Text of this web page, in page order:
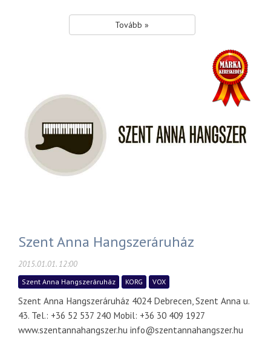
Tovább »
Szent Anna Hangszeráruház
2015.01.01. 12:00
Szent Anna Hangszeráruház KORG VOX
Szent Anna Hangszeráruház 4024 Debrecen, Szent Anna u.
43. Tel.: +36 52 537 240 Mobil: +36 30 409 1927
www.szentannahangszer.hu info@szentannahangszer.hu